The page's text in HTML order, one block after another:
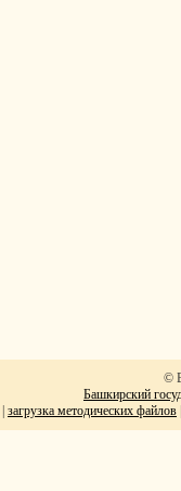
©
Башкирский
загрузка методических файлов